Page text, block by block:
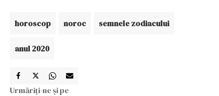
horoscop noroc semnele zodiacului
anul 2020
Urmăriți-ne și pe